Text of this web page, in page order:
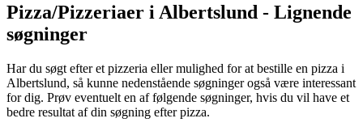
Pizza/Pizzeriaer i Albertslund - Lignende
søgninger
Har du søgt efter et pizzeria eller mulighed for at bestille en pizza i
Albertslund, så kunne nedenstående søgninger også være interessant
for dig. Prøv eventuelt en af følgende søgninger, hvis du vil have et
bedre resultat af din søgning efter pizza.